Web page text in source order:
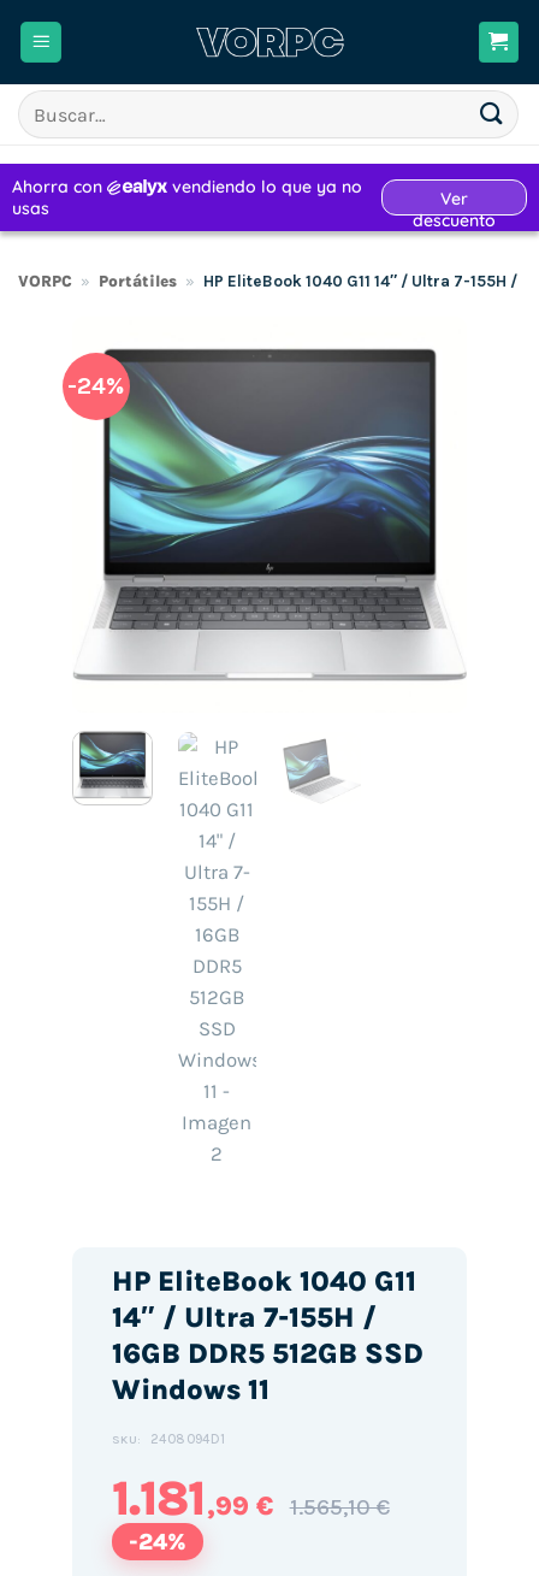
Buscar
por:
VORPC » Portátiles » HP EliteBook 1040 G11 14″ / Ultra 7-155H /
-24%
HP EliteBook 1040 G11
14″ / Ultra 7-155H /
16GB DDR5 512GB SSD
Windows 11
SKU: 2408094D1
1.181,99 € 1.565,10 €
-24%